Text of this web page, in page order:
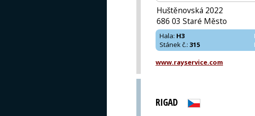
Huštěnovská 2022
686 03 Staré Město
Hala: H3
Stánek č.: 315
www.rayservice.com
RIGAD